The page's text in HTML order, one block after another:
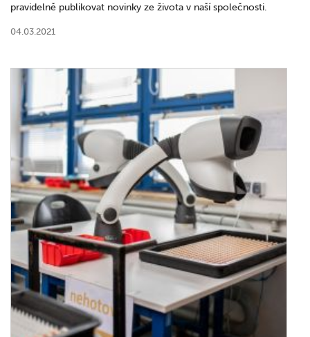
pravidelně publikovat novinky ze života v naší společnosti.
04.03.2021